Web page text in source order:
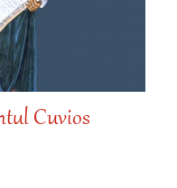
Cuvios